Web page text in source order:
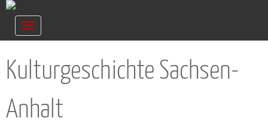
Navigation
ein-/ausblenden
Kulturgeschichte Sachsen-
Anhalt